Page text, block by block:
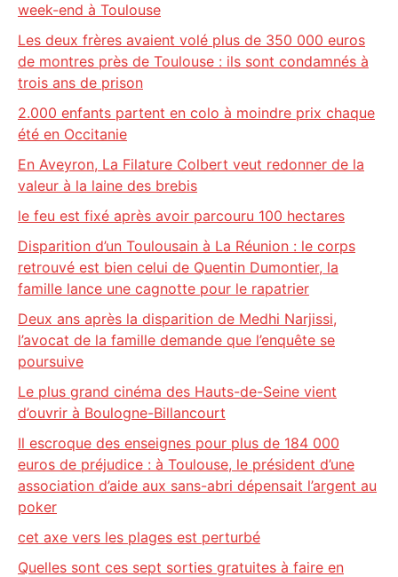
week-end à Toulouse
Les deux frères avaient volé plus de 350 000 euros
de montres près de Toulouse : ils sont condamnés à
trois ans de prison
2.000 enfants partent en colo à moindre prix chaque
été en Occitanie
En Aveyron, La Filature Colbert veut redonner de la
valeur à la laine des brebis
le feu est fixé après avoir parcouru 100 hectares
Disparition d’un Toulousain à La Réunion : le corps
retrouvé est bien celui de Quentin Dumontier, la
famille lance une cagnotte pour le rapatrier
Deux ans après la disparition de Medhi Narjissi,
l’avocat de la famille demande que l’enquête se
poursuive
Le plus grand cinéma des Hauts-de-Seine vient
d’ouvrir à Boulogne-Billancourt
Il escroque des enseignes pour plus de 184 000
euros de préjudice : à Toulouse, le président d’une
association d’aide aux sans-abri dépensait l’argent au
poker
cet axe vers les plages est perturbé
Quelles sont ces sept sorties gratuites à faire en